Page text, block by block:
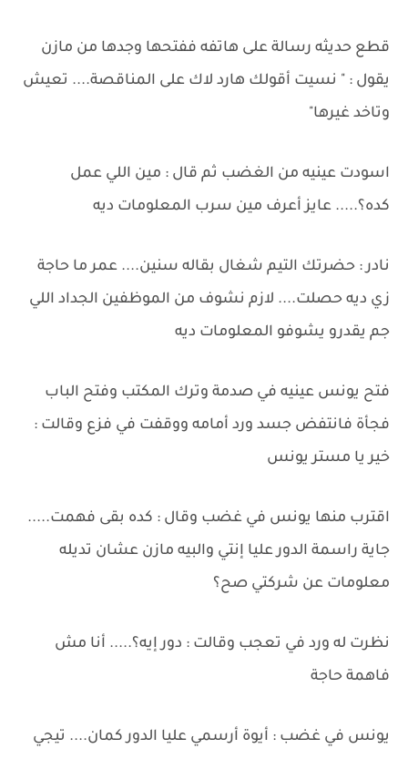
قطع حديثه رسالة على هاتفه ففتحها وجدها من مازن
يقول : " نسيت أقولك هارد لاك على المناقصة.... تعيش
وتاخد غيرها"
اسودت عينيه من الغضب ثم قال : مين اللي عمل
كده؟..... عايز أعرف مين سرب المعلومات ديه
نادر : حضرتك التيم شغال بقاله سنين.... عمر ما حاجة
زي ديه حصلت.... لازم نشوف من الموظفين الجداد اللي
جم يقدرو يشوفو المعلومات ديه
فتح يونس عينيه في صدمة وترك المكتب وفتح الباب
فجأة فانتفض جسد ورد أمامه ووقفت في فزع وقالت :
خير يا مستر يونس
اقترب منها يونس في غضب وقال : كده بقى فهمت.....
جاية راسمة الدور عليا إنتي والبيه مازن عشان تديله
معلومات عن شركتي صح؟
نظرت له ورد في تعجب وقالت : دور إيه؟..... أنا مش
فاهمة حاجة
يونس في غضب : أيوة أرسمي عليا الدور كمان.... تيجي